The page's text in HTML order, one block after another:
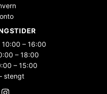
– 16:00
– 18:00
– 15:00
stengt